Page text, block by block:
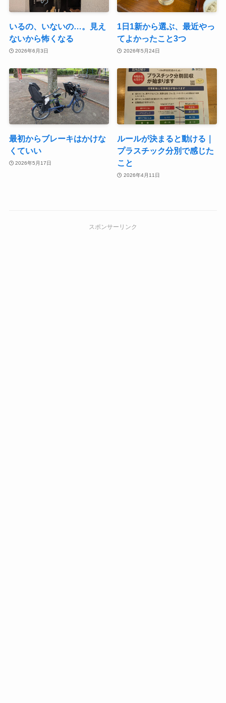
いるの、いないの…。見え
ないから怖くなる
2026年6月3日
1日1新から選ぶ、最近やっ
てよかったこと3つ
2026年5月24日
最初からブレーキはかけな
くていい
2026年5月17日
ルールが決まると動ける｜
プラスチック分別で感じた
こと
2026年4月11日
スポンサーリンク